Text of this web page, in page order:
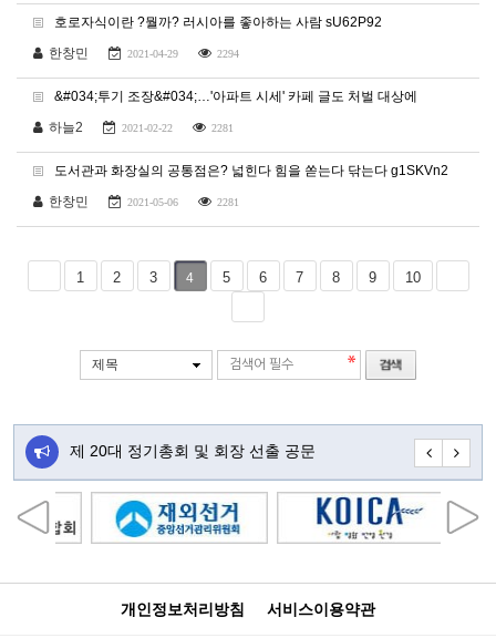
호로자식이란 ?뭘까? 러시아를 좋아하는 사람 sU62P92
한창민
2021-04-29 2294
&#034;투기 조장&#034;…'아파트 시세' 카페 글도 처벌 대상에
하늘2
2021-02-22 2281
도서관과 화장실의 공통점은? 넓힌다 힘을 쏟는다 닦는다 g1SKVn2
한창민
2021-05-06 2281
1 2 3 4 5 6 7 8 9 10
제목
제 20대 정기총회 및 회장 선출 공문 초대합니
개인정보처리방침 서비스이용약관